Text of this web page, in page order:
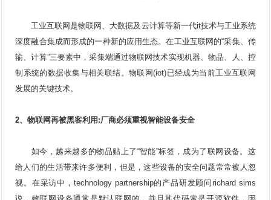
工业互联网是物联网、大数据及云计算等新一代it技术与工业系统
深度融合集成而形成的一种新的应用生态。在工业互联网的“采集、传
输、计算”三要素中，采集端通过物联网技术实现机器、物品、人、控
制系统的数据收集与相关联结。物联网(iot)已经成为当前工业互联网
发展的关键技术。
2、物联网再被黑客利用:厂商必须重视智能设备安全
如今，越来越多的物品贴上了“智能”标签，成为了联网设备。这
给人们的生活带来许多便利，但是，这些设备的安全问题常常被人忽
视。在采访中，technology partnership的产品研发顾问richard sims